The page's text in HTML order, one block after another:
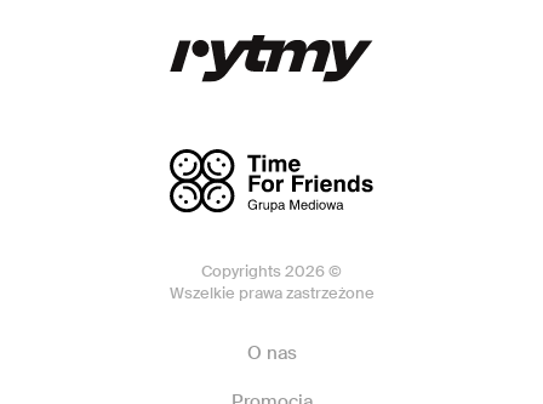
Copyrights 2026 ©
Wszelkie prawa zastrzeżone
O nas